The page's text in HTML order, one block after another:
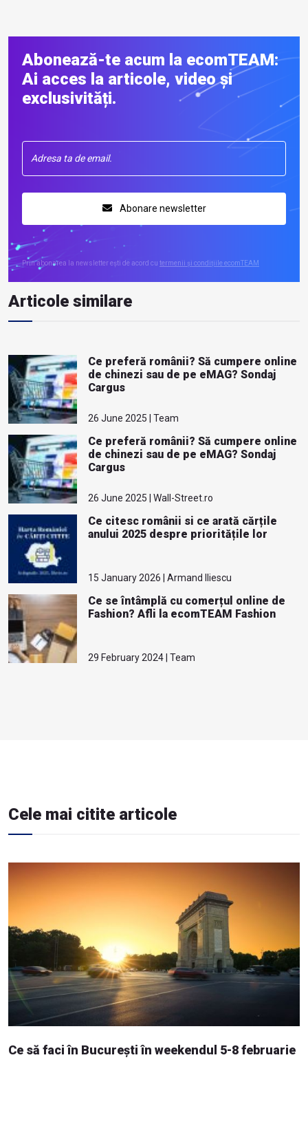
Abonează-te acum la ecomTEAM:
Ai acces la articole, video și
exclusivități.
Abonare newsletter
Prin abonarea la newsletter ești de acord cu termenii și condițiile ecomTEAM
Articole similare
Ce preferă românii? Să cumpere online
de chinezi sau de pe eMAG? Sondaj
Cargus
26 June 2025 | Team
Ce preferă românii? Să cumpere online
de chinezi sau de pe eMAG? Sondaj
Cargus
26 June 2025 | Wall-Street.ro
Ce citesc românii si ce arată cărțile
anului 2025 despre prioritățile lor
15 January 2026 | Armand Iliescu
Ce se întâmplă cu comerțul online de
Fashion? Afli la ecomTEAM Fashion
29 February 2024 | Team
Cele mai citite articole
Ce să faci în București în weekendul 5-8 februarie